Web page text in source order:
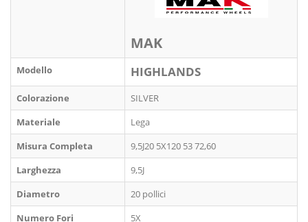
MAK
Modello HIGHLANDS
Colorazione
SILVER
Materiale
Lega
Misura Completa
9,5J20 5X120 53 72,60
Larghezza
9,5J
Diametro
20 pollici
Numero Fori
5X